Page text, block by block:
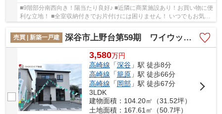
■9階部分南西向き！陽当たり良好♪ ■近隣に商業施設あり！お買い物に便
利な立地！ ■全室収納付きでお片付けには困りません！ いつでもお気軽
売買 | 新築一戸建
深谷市上野台第59期 ワイウッドコート 新築戸建 全3区画 3号棟
3,580万円
高崎線 「深谷」駅 徒歩8分
高崎線 「籠原」駅 徒歩66分
高崎線 「岡部」駅 徒歩67分
3LDK
建物面積：104.20㎡（31.52坪）
土地面積：167.61㎡（50.7坪）